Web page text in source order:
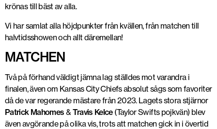
krönas till bäst av alla.
Vi har samlat alla höjdpunkter från kvällen, från matchen till
halvtidsshowen och allt däremellan!
MATCHEN
Två på förhand väldigt jämna lag ställdes mot varandra i
finalen, även om Kansas City Chiefs absolut sågs som favoriter
då de var regerande mästare från 2023. Lagets stora stjärnor
Patrick Mahomes &Travis Kelce(Taylor Swifts pojkvän) blev
även avgörande på olika vis, trots att matchen gick in i övertid